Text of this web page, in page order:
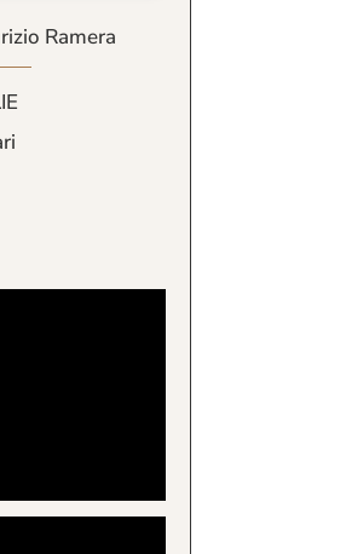
Ramera